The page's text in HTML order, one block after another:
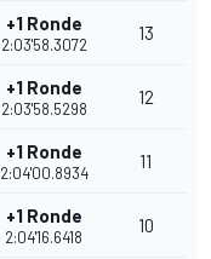
+1 Ronde
2:03'58.3072
13
+1 Ronde
2:03'58.5298
12
+1 Ronde
2:04'00.8934
11
+1 Ronde
2:04'16.6418
10